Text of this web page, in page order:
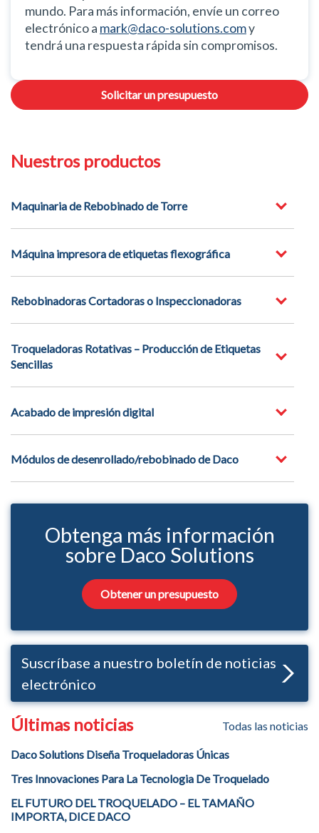
mundo. Para más información, envíe un correo
electrónico a mark@daco-solutions.comy
tendrá una respuesta rápida sin compromisos.
Solicitar un presupuesto
Nuestros productos
Maquinaria de Rebobinado de Torre
Máquina impresora de etiquetas flexográfica
Rebobinadoras Cortadoras o Inspeccionadoras
Troqueladoras Rotativas – Producción de Etiquetas
Sencillas
Acabado de impresión digital
Módulos de desenrollado/rebobinado de Daco
Obtenga más información
sobre Daco Solutions
Obtener un presupuesto
Suscríbase a nuestro boletín de noticias
electrónico
Últimas noticias Todas las noticias
Daco Solutions Diseña Troqueladoras Únicas
Tres Innovaciones Para La Tecnologia De Troquelado
EL FUTURO DEL TROQUELADO – EL TAMAÑO
IMPORTA, DICE DACO